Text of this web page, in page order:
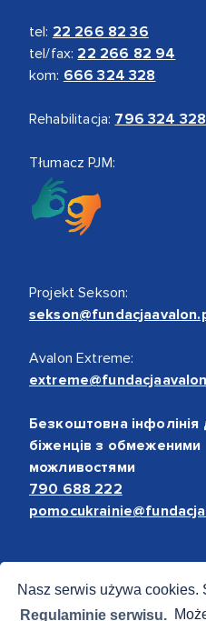
Nasz serwis używa cookies.
Regulaminie serwisu.
tel: 22 266 82 36
tel/fax: 22 266 82 94
kom: 666 324 328
Rehabilitacja: 796 324 328
Tłumacz PJM:
Projekt Sekson:
Avalon Extreme:
Безкоштовна інфолінія
біженців з обмеженими
можливостями
790 688 222
Bezpieczne płatności